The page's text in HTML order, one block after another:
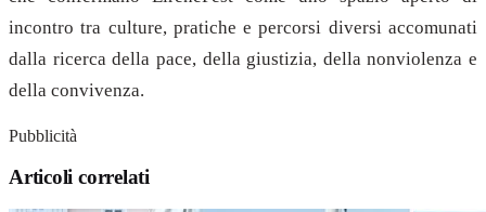
incontro tra culture, pratiche e percorsi diversi accomunati
dalla ricerca della pace, della giustizia, della nonviolenza e
della convivenza.
Pubblicità
Articoli correlati